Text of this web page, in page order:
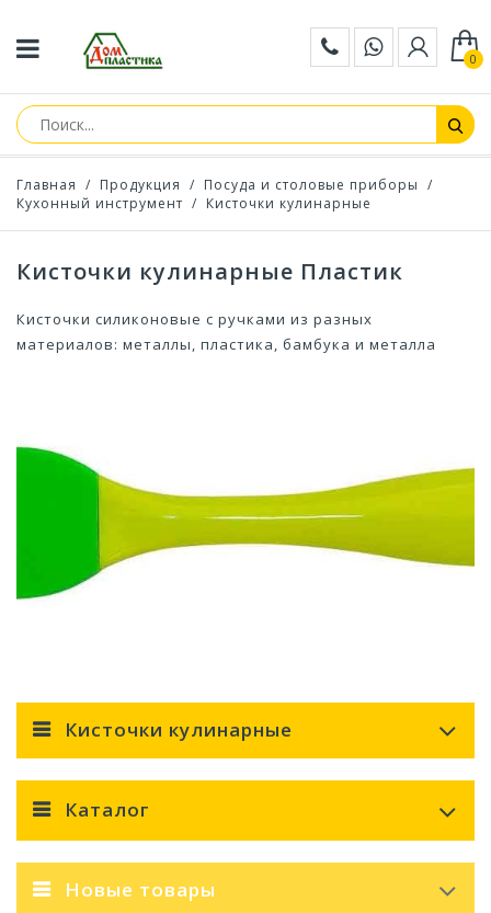
0
Главная / Продукция / Посуда и столовые приборы /
Кухонный инструмент / Кисточки кулинарные
Кисточки кулинарные Пластик
Кисточки силиконовые с ручками из разных
материалов: металлы, пластика, бамбука и металла
Кисточки кулинарные
Каталог
Новые товары